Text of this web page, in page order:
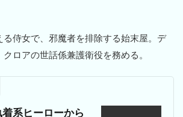
る侍女で、邪魔者を排除する始末屋。デ
ロアの世話係兼護衛役を務める。
着系ヒーローから